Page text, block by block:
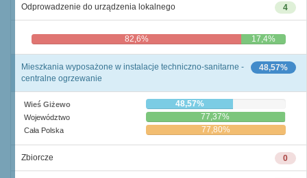
4
Odprowadzenie do urządzenia lokalnego
82,6% 17,4%
48,57%
Mieszkania wyposażone w instalacje techniczno-sanitarne -
centralne ogrzewanie
Wieś Giżewo 48,57%
Województwo 77,37%
Cała Polska 77,80%
0
Zbiorcze